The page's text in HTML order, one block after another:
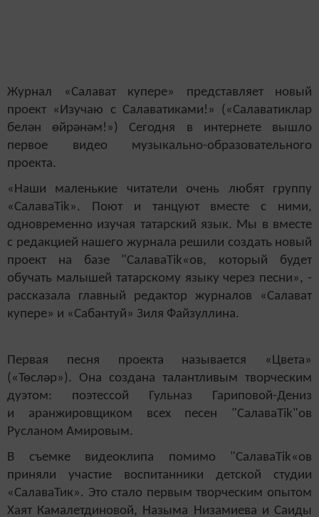
Журнал «Салават купере» представляет новый
проект «Изучаю с Салаватиками!» («Салаватиклар
белән өйрәнәм!») Сегодня в интернете вышло
первое видео музыкально-образовательного
проекта.
«Наши маленькие читатели очень любят группу
«СалаваTik». Поют и танцуют вместе с ними,
одновременно изучая татарский язык. Мы в вместе
с редакцией нашего журнала решили создать новый
проект на базе "СалаваTik«ов, который будет
обучать малышей татарскому языку через песни», -
рассказала главный редактор журналов «Салават
купере» и «Сабантуй» Зиля Файзуллина.
Первая песня проекта называется «Цвета»
(«Төсләр»). Она создана талантливым творческим
дуэтом: поэтессой Гульназ Гариповой-Дениз
и аранжировщиком всех песен "СалаваTik"ов
Русланом Амировым.
В съемке видеоклипа помимо "СалаваTik«ов
приняли участие воспитанники детской студии
«СалаваТик». Это стало первым творческим опытом
Хаят Камалетдиновой, Назыма Низамиева и Саиды